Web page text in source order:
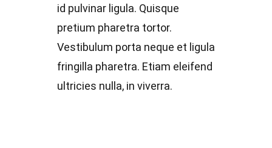
id pulvinar ligula. Quisque
pretium pharetra tortor.
Vestibulum porta neque et ligula
fringilla pharetra. Etiam eleifend
ultricies nulla, in viverra.